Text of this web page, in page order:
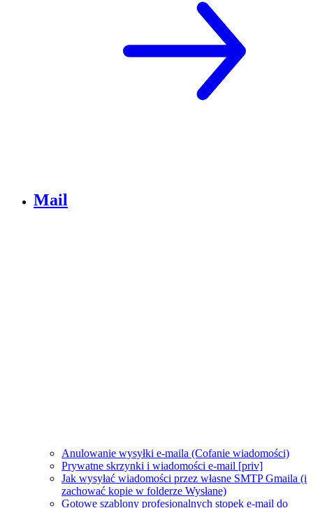
Mail
Anulowanie wysyłki e-maila (Cofanie wiadomości)
Prywatne skrzynki i wiadomości e-mail [priv]
Jak wysyłać wiadomości przez własne SMTP Gmaila (i
zachować kopie w folderze Wysłane)
Gotowe szablony profesjonalnych stopek e-mail do